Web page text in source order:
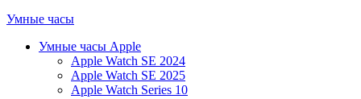
Умные часы
Умные часы Apple
Apple Watch SE 2024
Apple Watch SE 2025
Apple Watch Series 10